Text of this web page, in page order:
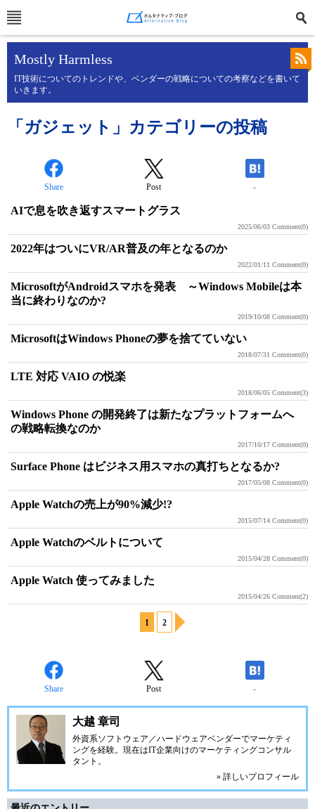
Mostly Harmless
IT技術についてのトレンドや、ベンダーの戦略についての考察などを書いて
いきます。
「ガジェット」カテゴリーの投稿
Share Post -
AIで息を吹き返すスマートグラス
2025/06/03 Comment(0)
2022年はついにVR/AR普及の年となるのか
2022/01/11 Comment(0)
MicrosoftがAndroidスマホを発表 ～Windows Mobileは本
当に終わりなのか?
2019/10/08 Comment(0)
MicrosoftはWindows Phoneの夢を捨てていない
2018/07/31 Comment(0)
LTE 対応 VAIO の悦楽
2018/06/05 Comment(3)
Windows Phone の開発終了は新たなプラットフォームへ
の戦略転換なのか
2017/10/17 Comment(0)
Surface Phone はビジネス用スマホの真打ちとなるか?
2017/05/08 Comment(0)
Apple Watchの売上が90%減少!?
2015/07/14 Comment(0)
Apple Watchのベルトについて
2015/04/28 Comment(0)
Apple Watch 使ってみました
2015/04/26 Comment(2)
1 2
Share Post -
大越 章司
外資系ソフトウェア／ハードウェアベンダーでマーケティ
ングを経験。現在はIT企業向けのマーケティングコンサル
タント。
» 詳しいプロフィール